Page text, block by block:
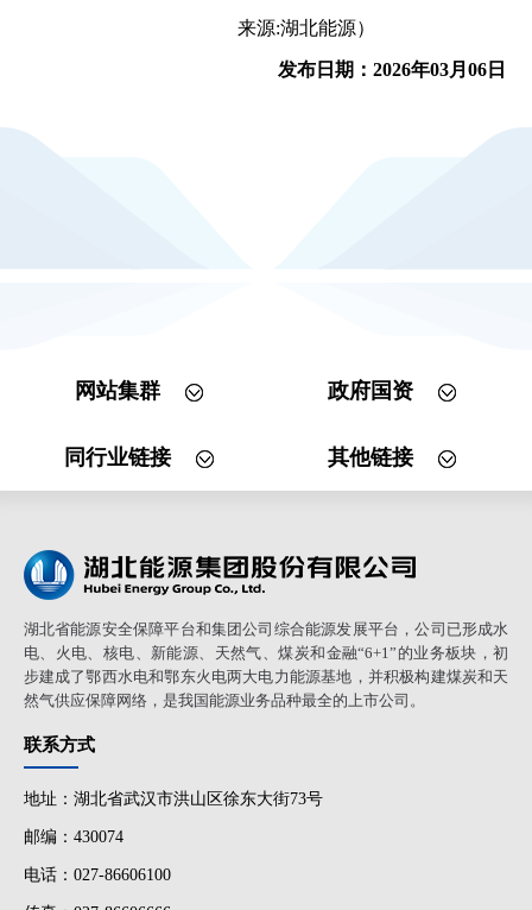
来源:湖北能源）
发布日期：2026年03月06日
网站集群 政府国资
同行业链接 其他链接
湖北省能源安全保障平台和集团公司综合能源发展平台，公司已形成水
电、火电、核电、新能源、天然气、煤炭和金融“6+1”的业务板块，初
步建成了鄂西水电和鄂东火电两大电力能源基地，并积极构建煤炭和天
然气供应保障网络，是我国能源业务品种最全的上市公司。
联系方式
地址：湖北省武汉市洪山区徐东大街73号
邮编：430074
电话：027-86606100